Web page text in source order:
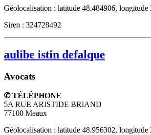
Géolocalisation : latitude 48.484906, longitude
Siren : 324728492
aulibe istin defalque
Avocats
✆ TÉLÉPHONE
5A RUE ARISTIDE BRIAND
77100 Meaux
Géolocalisation : latitude 48.956302, longitude